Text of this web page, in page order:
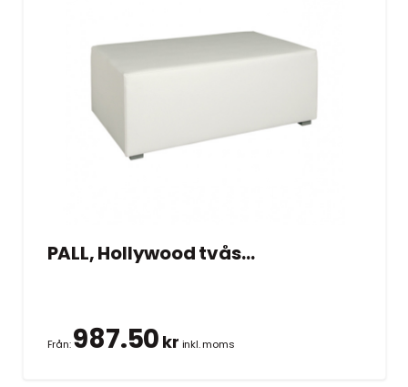
PALL, Hollywood tvåsits vit 104×70 cm
Från:987.50 kr inkl. moms